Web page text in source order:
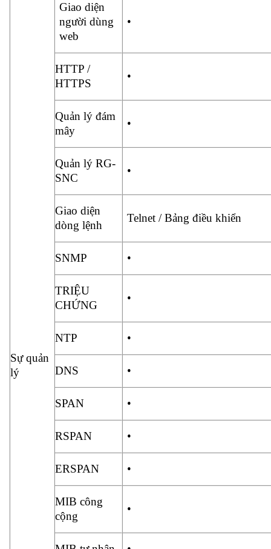
Sự quản
lý
Giao diện
người dùng
web
•
HTTP /
HTTPS
•
Quản lý đám
mây
•
Quản lý RG-
SNC
•
Giao diện
dòng lệnh
Telnet / Bảng điều khiển
SNMP •
TRIỆU
CHỨNG
•
NTP •
DNS •
SPAN •
RSPAN •
ERSPAN •
MIB công
cộng
•